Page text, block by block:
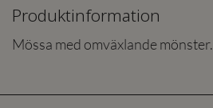
Produktinformation
Mössa med omväxlande mönster.